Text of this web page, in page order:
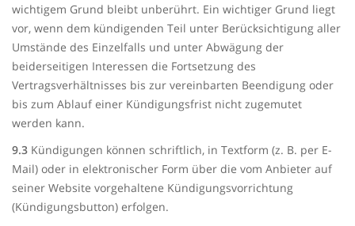
wichtigem Grund bleibt unberührt. Ein wichtiger Grund liegt
vor, wenn dem kündigenden Teil unter Berücksichtigung aller
Umstände des Einzelfalls und unter Abwägung der
beiderseitigen Interessen die Fortsetzung des
Vertragsverhältnisses bis zur vereinbarten Beendigung oder
bis zum Ablauf einer Kündigungsfrist nicht zugemutet
werden kann.
9.3 Kündigungen können schriftlich, in Textform (z. B. per E-
Mail) oder in elektronischer Form über die vom Anbieter auf
seiner Website vorgehaltene Kündigungsvorrichtung
(Kündigungsbutton) erfolgen.